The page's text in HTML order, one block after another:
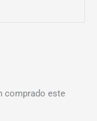
comprado este